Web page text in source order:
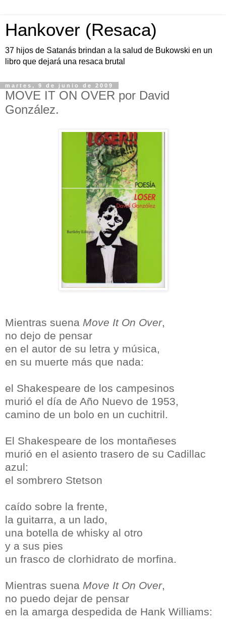
Hankover (Resaca)
37 hijos de Satanás brindan a la salud de Bukowski en un
libro que dejará una resaca brutal
martes, 9 de junio de 2009
MOVE IT ON OVER por David
González.
Mientras suena Move It On Over,
no dejo de pensar
en el autor de su letra y música,
en su muerte más que nada:
el Shakespeare de los campesinos
murió el día de Año Nuevo de 1953,
camino de un bolo en un cuchitril.
El Shakespeare de los montañeses
murió en el asiento trasero de su Cadillac
azul:
el sombrero Stetson
caído sobre la frente,
la guitarra, a un lado,
una botella de whisky al otro
y a sus pies
un frasco de clorhidrato de morfina.
Mientras suena Move It On Over,
no puedo dejar de pensar
en la amarga despedida de Hank Williams: